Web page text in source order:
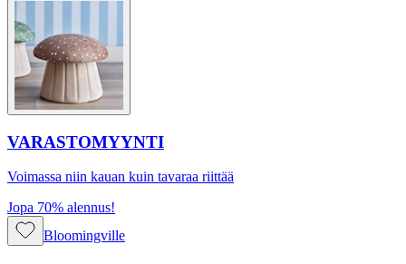
VARASTOMYYNTI
Voimassa niin kauan kuin tavaraa riittää
Jopa 70% alennus!
Bloomingville